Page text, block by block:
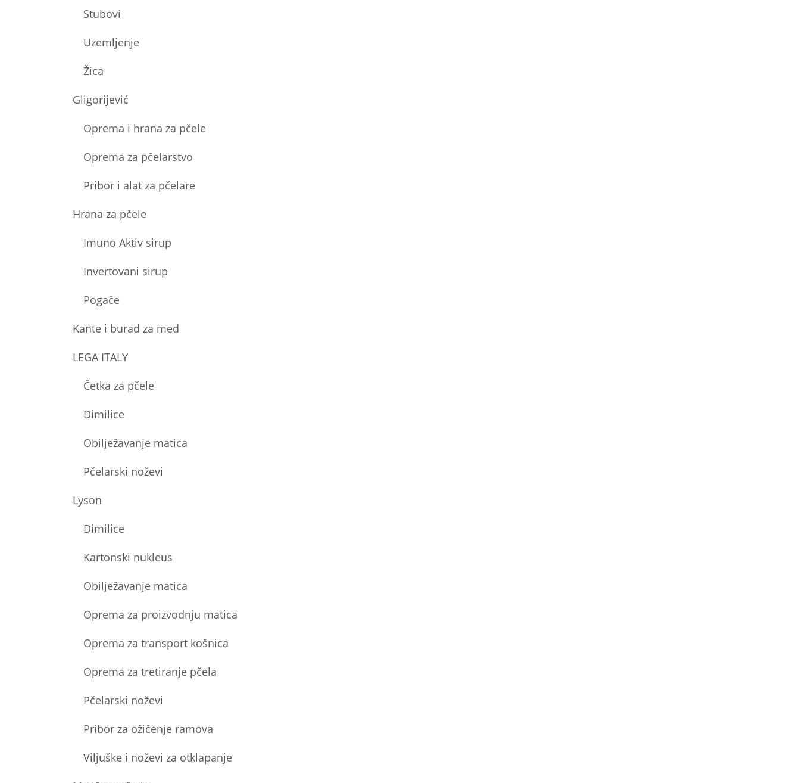
Stubovi
Uzemljenje
Žica
Gligorijević
Oprema i hrana za pčele
Oprema za pčelarstvo
Pribor i alat za pčelare
Hrana za pčele
Imuno Aktiv sirup
Invertovani sirup
Pogače
Kante i burad za med
LEGA ITALY
Četka za pčele
Dimilice
Obilježavanje matica
Pčelarski noževi
Lyson
Dimilice
Kartonski nukleus
Obilježavanje matica
Oprema za proizvodnju matica
Oprema za transport košnica
Oprema za tretiranje pčela
Pčelarski noževi
Pribor za ožičenje ramova
Viljuške i noževi za otklapanje